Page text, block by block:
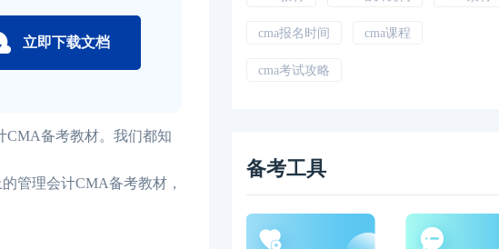
立即下载文档
备考教材。我们都知
管理会计CMA备考教材，
cma报名时间 cma课程
cma考试攻略
备考工具